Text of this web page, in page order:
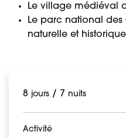
Le village médiéval
Le parc national des
naturelle et historique
8 jours / 7 nuits
Activité